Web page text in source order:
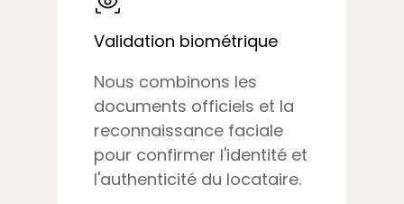
Validation biométrique
Nous combinons les
documents officiels et la
reconnaissance faciale
pour confirmer l'identité et
l'authenticité du locataire.